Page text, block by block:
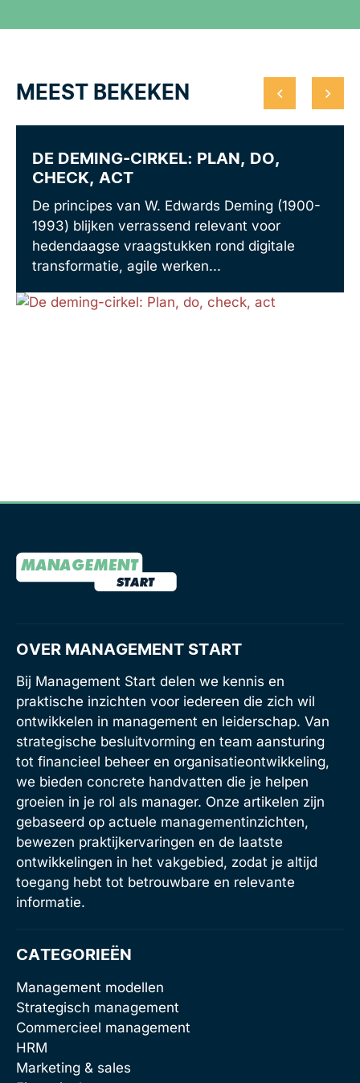
MEEST BEKEKEN
DE DEMING-CIRKEL: PLAN, DO,
CHECK, ACT
De principes van W. Edwards Deming (1900-
1993) blijken verrassend relevant voor
hedendaagse vraagstukken rond digitale
transformatie, agile werken...
OVER MANAGEMENT START
Bij Management Start delen we kennis en
praktische inzichten voor iedereen die zich wil
ontwikkelen in management en leiderschap. Van
strategische besluitvorming en team aansturing
tot financieel beheer en organisatieontwikkeling,
we bieden concrete handvatten die je helpen
groeien in je rol als manager. Onze artikelen zijn
gebaseerd op actuele managementinzichten,
bewezen praktijkervaringen en de laatste
ontwikkelingen in het vakgebied, zodat je altijd
toegang hebt tot betrouwbare en relevante
informatie.
CATEGORIEËN
Management modellen
Strategisch management
Commercieel management
HRM
Marketing & sales